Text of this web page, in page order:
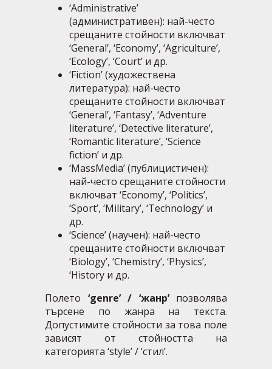
‘Аdministrative’
(административен): най-често
срещаните стойности включват
‘General’, ‘Economy’, ‘Agriculture’,
‘Ecology’, ‘Court’ и др.
‘Fiction’ (художествена
литература): най-често
срещаните стойности включват
‘General’, ‘Fantasy’, ‘Adventure
literature’, ‘Detective literature’,
‘Romantic literature’, ‘Science
fiction’ и др.
‘MassMedia’ (публицистичен):
най-често срещаните стойности
включват ‘Economy’, ‘Politics’,
‘Sport’, ‘Military’, ‘Technology’ и
др.
‘Science’ (научен): най-често
срещаните стойности включват
‘Biology’, ‘Chemistry’, ‘Physics’,
‘History и др.
Полето ‘genre’ / ‘жанр’позволява
търсене по жанра на текста.
Допустимите стойности за това поле
зависят от стойността на
категорията ‘style’ / ‘стил’.